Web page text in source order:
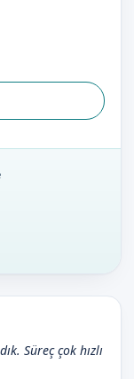
Süreç çok hızlı